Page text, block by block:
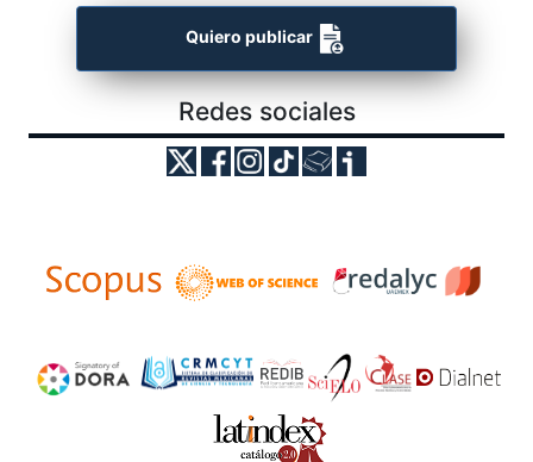
Quiero publicar
Redes sociales